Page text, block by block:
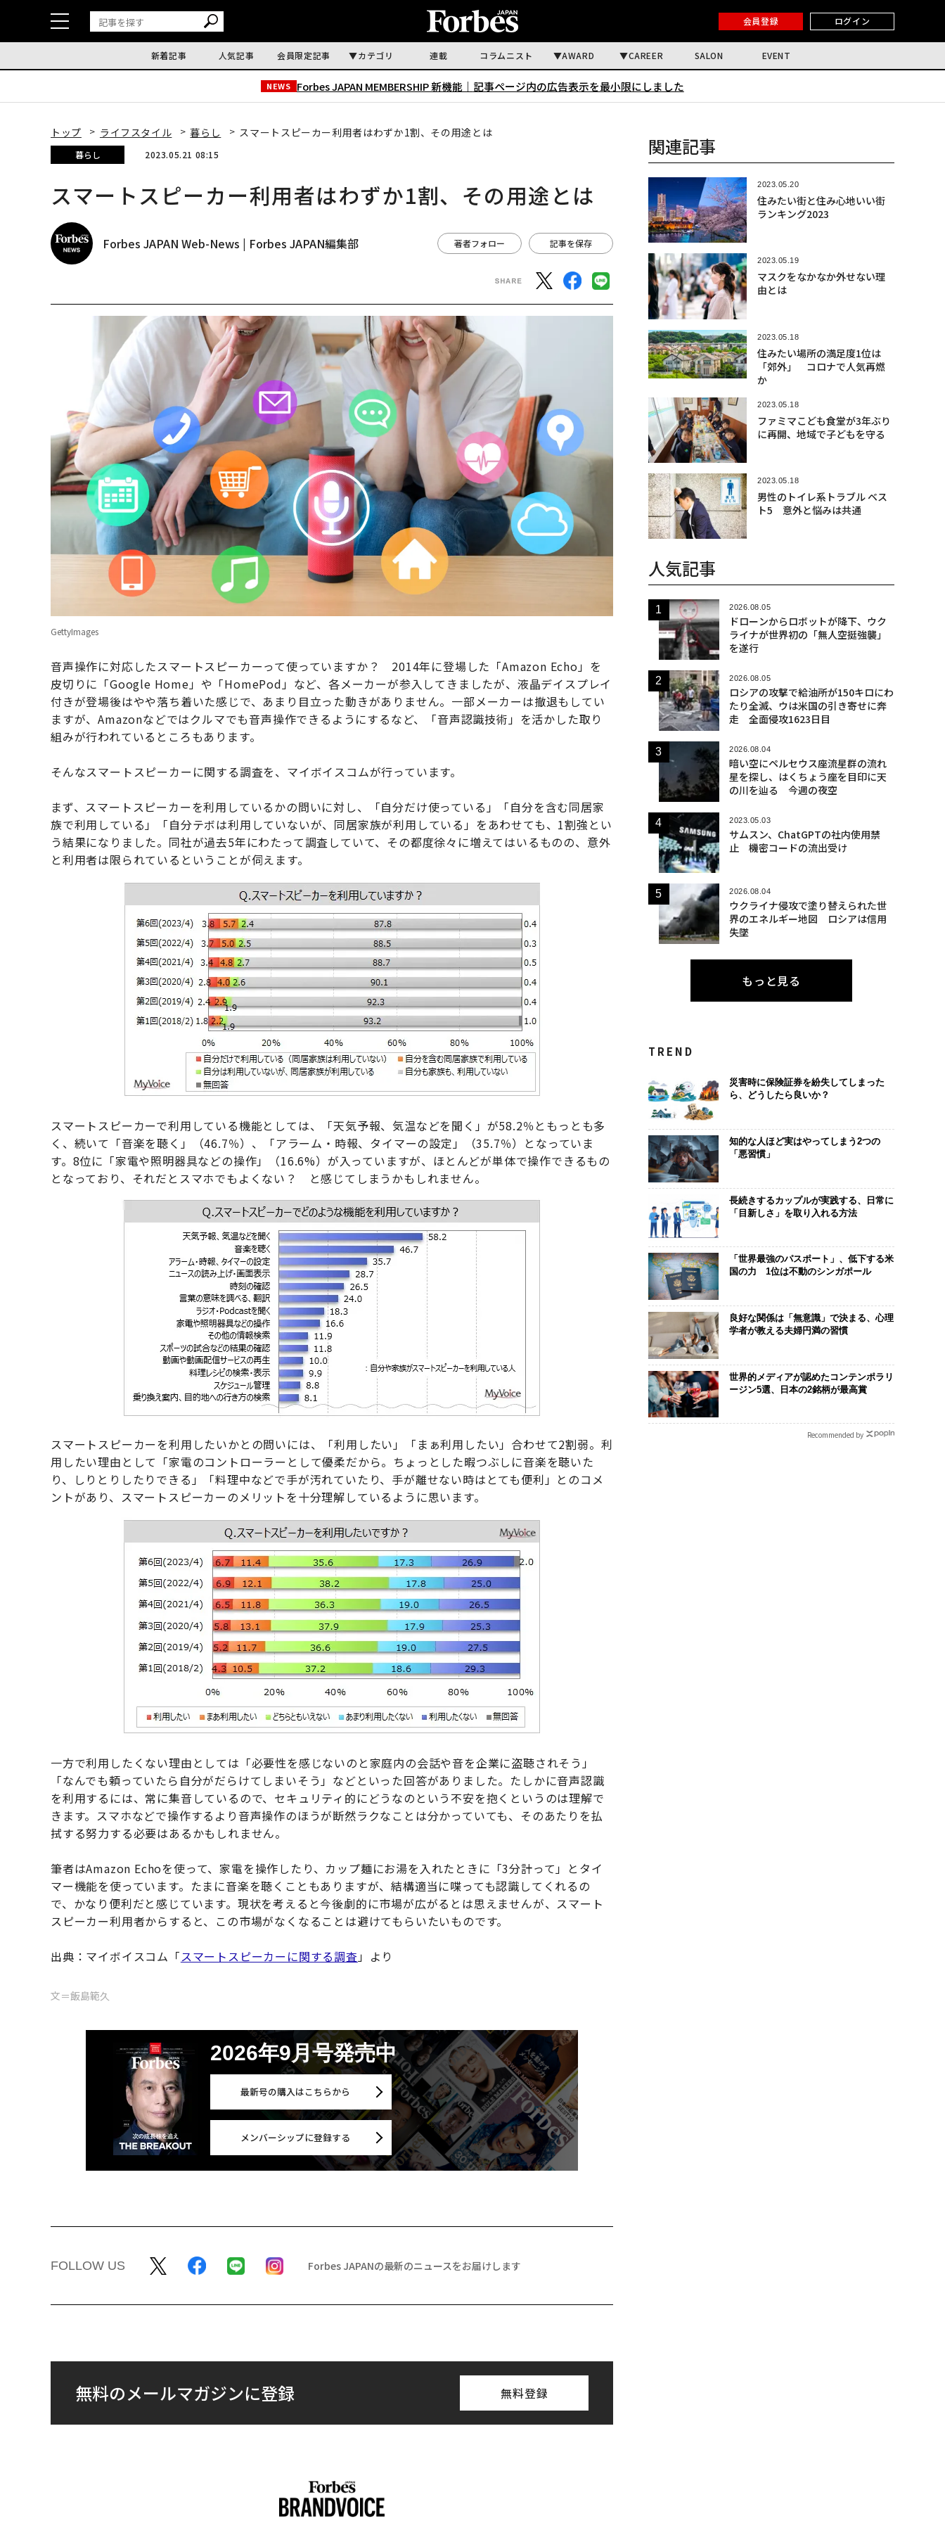
会員登録 ログイン
新着記事 人気記事 会員限定記事 カテゴリ 連載 コラムニスト AWARD CAREER SALON EVENT
NEWS Forbes JAPAN MEMBERSHIP 新機能｜ 記事ページ内の広告表示を最小限にしました
トップ ライフスタイル 暮らし スマートスピーカー利用者はわずか1割、その用途とは
暮らし 2023.05.21 08:15
スマートスピーカー利用者はわずか1割、その用途とは
Forbes JAPAN Web-News | Forbes JAPAN編集部 著者フォロー 記事を保存
GettyImages
音声操作に対応したスマートスピーカーって使っていますか？ 2014年に登場した「Amazon Echo」を
皮切りに「Google Home」や「HomePod」など、各メーカーが参入してきましたが、液晶デイスプレイ
付きが登場後はやや落ち着いた感じで、あまり目立った動きがありません。一部メーカーは撤退もしてい
ますが、Amazonなどではクルマでも音声操作できるようにするなど、「音声認識技術」を活かした取り
組みが行われているところもあります。
そんなスマートスピーカーに関する調査を、マイボイスコムが行っています。
まず、スマートスピーカーを利用しているかの問いに対し、「自分だけ使っている」「自分を含む同居家
族で利用している」「自分テボは利用していないが、同居家族が利用している」をあわせても、1割強とい
う結果になりました。同社が過去5年にわたって調査していて、その都度徐々に増えてはいるものの、意外
と利用者は限られているということが伺えます。
スマートスピーカーで利用している機能としては、「天気予報、気温などを聞く」が58.2％ともっとも多
く、続いて「音楽を聴く」（46.7％）、「アラーム・時報、タイマーの設定」（35.7％）となっていま
す。8位に「家電や照明器具などの操作」（16.6%）が入っていますが、ほとんどが単体で操作できるもの
となっており、それだとスマホでもよくない？ と感じてしまうかもしれません。
スマートスピーカーを利用したいかとの問いには、「利用したい」「まぁ利用したい」合わせて2割弱。利
用したい理由として「家電のコントローラーとして優柔だから。ちょっとした暇つぶしに音楽を聴いた
り、しりとりしたりできる」「料理中などで手が汚れていたり、手が離せない時はとても便利」とのコメ
ントがあり、スマートスピーカーのメリットを十分理解しているように思います。
一方で利用したくない理由としては「必要性を感じないのと家庭内の会話や音を企業に盗聴されそう」
「なんでも頼っていたら自分がだらけてしまいそう」などといった回答がありました。たしかに音声認識
を利用するには、常に集音しているので、セキュリティ的にどうなのという不安を抱くというのは理解で
きます。スマホなどで操作するより音声操作のほうが断然ラクなことは分かっていても、そのあたりを払
拭する努力する必要はあるかもしれません。
筆者はAmazon Echoを使って、家電を操作したり、カップ麺にお湯を入れたときに「3分計って」とタイ
マー機能を使っています。たまに音楽を聴くこともありますが、結構適当に喋っても認識してくれるの
で、かなり便利だと感じています。現状を考えると今後劇的に市場が広がるとは思えませんが、スマート
スピーカー利用者からすると、この市場がなくなることは避けてもらいたいものです。
出典：マイボイスコム「スマートスピーカーに関する調査」より
文＝飯島範久
2026年9月号発売中
最新号の購入はこちらから
メンバーシップに登録する
FOLLOW US Forbes JAPANの最新のニュースをお届けします
無料のメールマガジンに登録 無料登録
関連記事
2023.05.20
住みたい街と住み心地いい街
ランキング2023
2023.05.19
マスクをなかなか外せない理
由とは
2023.05.18
住みたい場所の満足度1位は
「郊外」 コロナで人気再燃
か
2023.05.18
ファミマこども食堂が3年ぶり
に再開、地域で子どもを守る
2023.05.18
男性のトイレ系トラブル ベス
ト5 意外と悩みは共通
人気記事
2026.08.05
ドローンからロボットが降下、ウク
ライナが世界初の「無人空挺強襲」
を遂行
2026.08.05
ロシアの攻撃で給油所が150キロにわ
たり全滅、ウは米国の引き寄せに奔
走 全面侵攻1623日目
2026.08.04
暗い空にペルセウス座流星群の流れ
星を探し、はくちょう座を目印に天
の川を辿る 今週の夜空
2023.05.03
サムスン、ChatGPTの社内使用禁
止 機密コードの流出受け
2026.08.04
ウクライナ侵攻で塗り替えられた世
界のエネルギー地図 ロシアは信用
失墜
もっと見る
TREND
災害時に保険証券を紛失してしまった
ら、どうしたら良いか？
知的な人ほど実はやってしまう2つの
「悪習慣」
長続きするカップルが実践する、日常に
「目新しさ」を取り入れる方法
「世界最強のパスポート」、低下する米
国の力 1位は不動のシンガポール
良好な関係は「無意識」で決まる、心理
学者が教える夫婦円満の習慣
世界的メディアが認めたコンテンポラリ
ージン5選、日本の2銘柄が最高賞
Recommended by